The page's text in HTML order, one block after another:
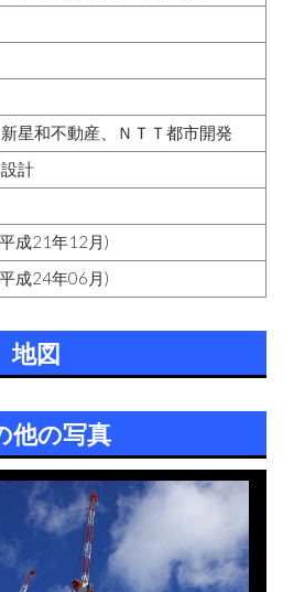
星和不動産、ＮＴＴ都市開発
計
成21年12月)
成24年06月)
地図
他の写真